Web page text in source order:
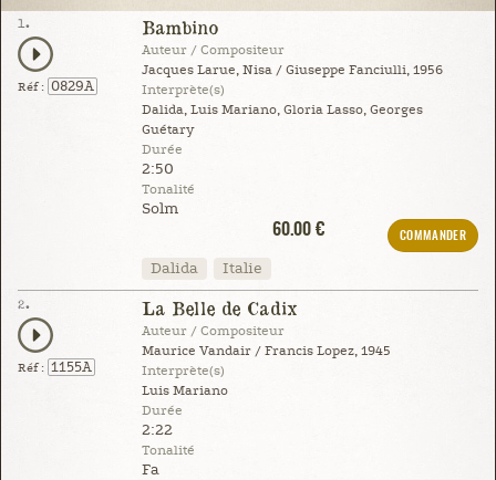
1.
Réf : 0829A
Bambino
Auteur / Compositeur
Jacques Larue, Nisa / Giuseppe Fanciulli, 1956
Interprète(s)
Dalida, Luis Mariano, Gloria Lasso, Georges
Guétary
Durée
2:50
Tonalité
Solm
60.00 €
COMMANDER
Dalida Italie
2.
Réf : 1155A
La Belle de Cadix
Auteur / Compositeur
Maurice Vandair / Francis Lopez, 1945
Interprète(s)
Luis Mariano
Durée
2:22
Tonalité
Fa